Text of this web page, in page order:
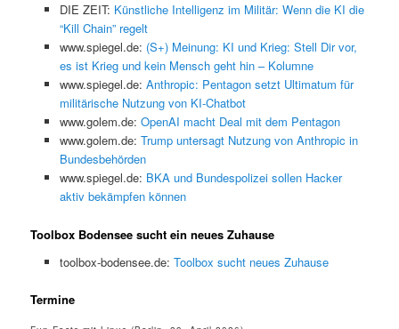
DIE ZEIT: Künstliche Intelligenz im Militär: Wenn die KI die
“Kill Chain” regelt
www.spiegel.de: (S+) Meinung: KI und Krieg: Stell Dir vor,
es ist Krieg und kein Mensch geht hin – Kolumne
www.spiegel.de: Anthropic: Pentagon setzt Ultimatum für
militärische Nutzung von KI-Chatbot
www.golem.de: OpenAI macht Deal mit dem Pentagon
www.golem.de: Trump untersagt Nutzung von Anthropic in
Bundesbehörden
www.spiegel.de: BKA und Bundespolizei sollen Hacker
aktiv bekämpfen können
Toolbox Bodensee sucht ein neues Zuhause
toolbox-bodensee.de: Toolbox sucht neues Zuhause
Termine